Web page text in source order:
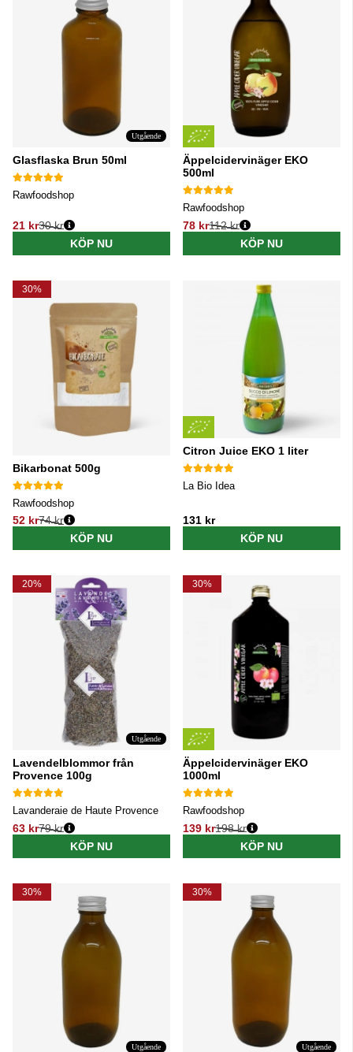
Utgående
Glasflaska Brun 50ml
Rawfoodshop
21 kr
Ordinarie pris:
30 kr
KÖP NU
Äppelcidervinäger EKO
500ml
Rawfoodshop
78 kr
Ordinarie pris:
112 kr
KÖP NU
30%
Bikarbonat 500g
Rawfoodshop
52 kr
Ordinarie pris:
74 kr
KÖP NU
Citron Juice EKO 1 liter
La Bio Idea
131 kr
KÖP NU
20%
Utgående
Lavendelblommor från
Provence 100g
Lavanderaie de Haute Provence
63 kr
Ordinarie pris:
79 kr
KÖP NU
30%
Äppelcidervinäger EKO
1000ml
Rawfoodshop
139 kr
Ordinarie pris:
198 kr
KÖP NU
30%
Utgående
30%
Utgående